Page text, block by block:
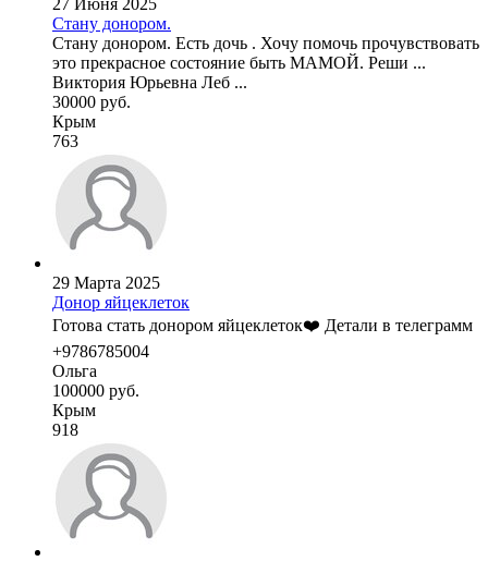
27 Июня 2025
Стану донором.
Стану донором. Есть дочь . Хочу помочь прочувствовать
это прекрасное состояние быть МАМОЙ. Реши ...
Виктория Юрьевна Леб ...
30000 руб.
Крым
763
29 Марта 2025
Донор яйцеклеток
Готова стать донором яйцеклеток❤️ Детали в телеграмм
+9786785004
Ольга
100000 руб.
Крым
918